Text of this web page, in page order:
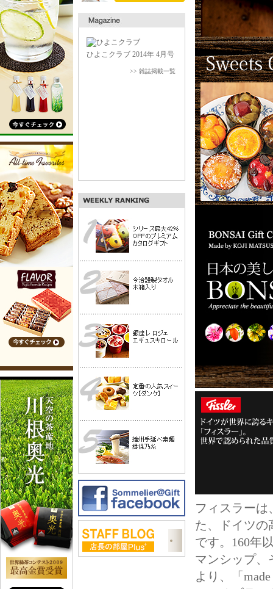
ひよこクラブ 2014年 4月号
>> 雑誌掲載一覧
フィスラーは
た、ドイツの
です。160年
マンシップ、
より、「